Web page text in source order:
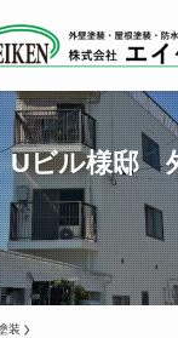
ビル様邸
装